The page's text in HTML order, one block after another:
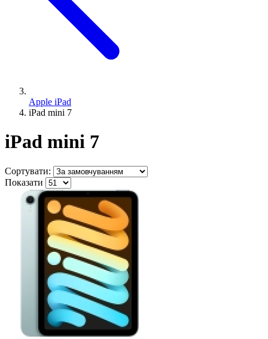
Apple iPad
iPad mini 7
iPad mini 7
Сортувати:
Показати